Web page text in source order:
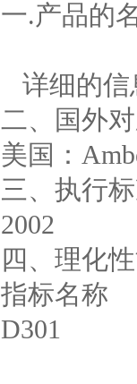
一.产品的
详细的信
二、国外
美国：
三、执行
2002
四、理化
指标名称
D301